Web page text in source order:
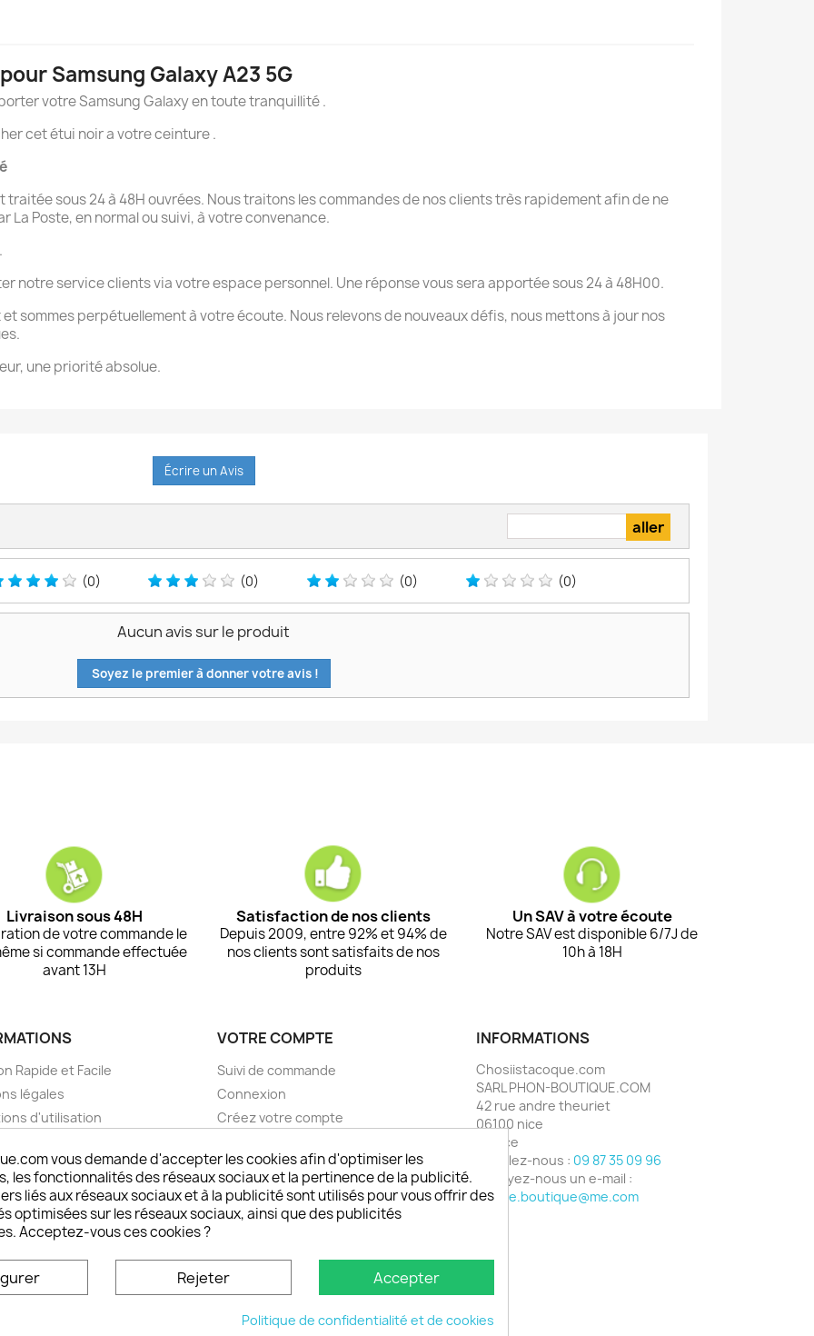
Samsung Galaxy A23 5G
votre Samsung Galaxy en toute tranquillité .
cet étui noir a votre ceinture .
sous 24 à 48H ouvrées. Nous traitons les commandes de nos clients très rapidement afin de ne
Poste, en normal ou suivi, à votre convenance.
notre service clients via votre espace personnel. Une réponse vous sera apportée sous 24 à 48H00.
sommes perpétuellement à votre écoute. Nous relevons de nouveaux défis, nous mettons à jour nos
une priorité absolue.
Écrire un Avis
(0) (0) (0) (0)
Aucun avis sur le produit
Soyez le premier à donner votre avis !
Livraison sous 48H
de votre commande le
si commande effectuée
avant 13H
Satisfaction de nos clients
Depuis 2009, entre 92% et 94% de
nos clients sont satisfaits de nos
produits
Un SAV à votre écoute
Notre SAV est disponible 6/7J de
10h à 18H
Rapide et Facile
légales
d'utilisation
sécurisé choisistacoque
et remboursements
DOM TOM et outremer
personnaliser son
VOTRE COMPTE
Suivi de commande
Connexion
Créez votre compte
INFORMATIONS
Chosiistacoque.com
SARL PHON-BOUTIQUE.COM
42 rue andre theuriet
06100 nice
France
Appelez-nous : 09 87 35 09 96
Envoyez-nous un e-mail :
phone.boutique@me.com
vous demande d'accepter les cookies afin d'optimiser les
les fonctionnalités des réseaux sociaux et la pertinence de la publicité.
liés aux réseaux sociaux et à la publicité sont utilisés pour vous offrir des
optimisées sur les réseaux sociaux, ainsi que des publicités
Acceptez-vous ces cookies ?
Rejeter Accepter
Politique de confidentialité et de cookies